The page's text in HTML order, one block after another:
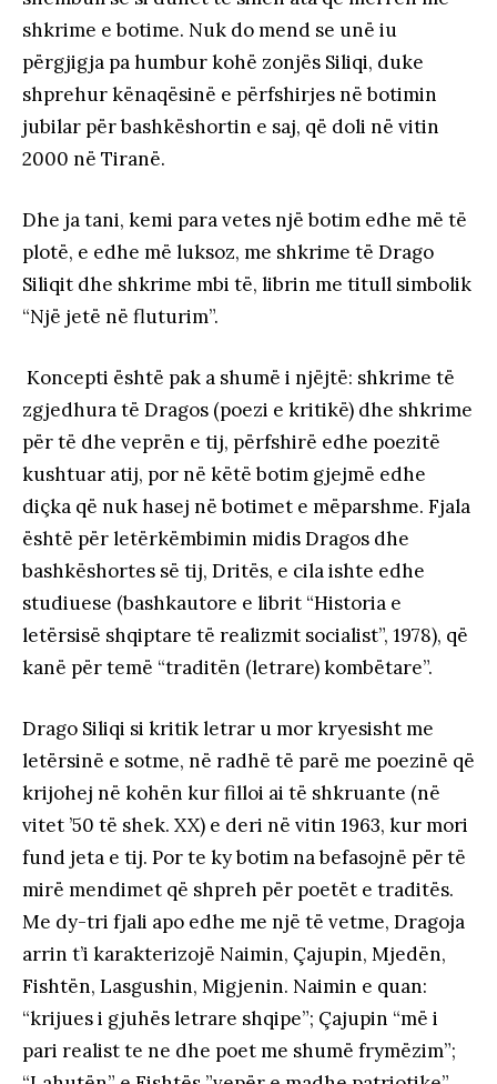
shkrime e botime. Nuk do mend se unë iu
përgjigja pa humbur kohë zonjës Siliqi, duke
shprehur kënaqësinë e përfshirjes në botimin
jubilar për bashkëshortin e saj, që doli në vitin
2000 në Tiranë.
Dhe ja tani, kemi para vetes një botim edhe më të
plotë, e edhe më luksoz, me shkrime të Drago
Siliqit dhe shkrime mbi të, librin me titull simbolik
“Një jetë në fluturim”.
Koncepti është pak a shumë i njëjtë: shkrime të
zgjedhura të Dragos (poezi e kritikë) dhe shkrime
për të dhe veprën e tij, përfshirë edhe poezitë
kushtuar atij, por në këtë botim gjejmë edhe
diçka që nuk hasej në botimet e mëparshme. Fjala
është për letërkëmbimin midis Dragos dhe
bashkëshortes së tij, Dritës, e cila ishte edhe
studiuese (bashkautore e librit “Historia e
letërsisë shqiptare të realizmit socialist”, 1978), që
kanë për temë “traditën (letrare) kombëtare”.
Drago Siliqi si kritik letrar u mor kryesisht me
letërsinë e sotme, në radhë të parë me poezinë që
krijohej në kohën kur filloi ai të shkruante (në
vitet ’50 të shek. XX) e deri në vitin 1963, kur mori
fund jeta e tij. Por te ky botim na befasojnë për të
mirë mendimet që shpreh për poetët e traditës.
Me dy-tri fjali apo edhe me një të vetme, Dragoja
arrin t’i karakterizojë Naimin, Çajupin, Mjedën,
Fishtën, Lasgushin, Migjenin. Naimin e quan:
“krijues i gjuhës letrare shqipe”; Çajupin “më i
pari realist te ne dhe poet me shumë frymëzim”;